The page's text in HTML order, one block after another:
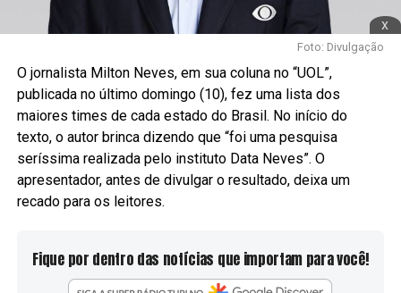
x
Foto: Divulgação
O jornalista Milton Neves, em sua coluna no “UOL”,
publicada no último domingo (10), fez uma lista dos
maiores times de cada estado do Brasil. No início do
texto, o autor brinca dizendo que “foi uma pesquisa
seríssima realizada pelo instituto Data Neves”. O
apresentador, antes de divulgar o resultado, deixa um
recado para os leitores.
Fique por dentro das notícias que importam para você!